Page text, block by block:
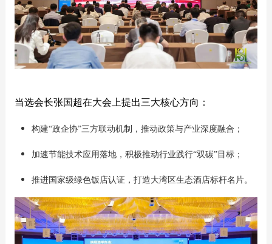
当选会长张国超在大会上提出三大核心方向：
构建“政企协”三方联动机制，推动政策与产业深度融合；
加速节能技术应用落地，积极推动行业践行“双碳”目标；
推进国家级绿色饭店认证，打造大湾区生态酒店标杆名片。